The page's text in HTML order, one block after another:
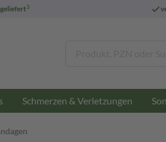
3
Schmerzen & Verletzungen